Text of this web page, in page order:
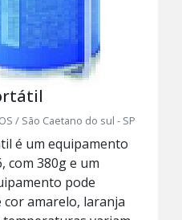
/ São Caetano do sul - SP
é um equipamento
com 380g e um
pode
amarelo, laranja